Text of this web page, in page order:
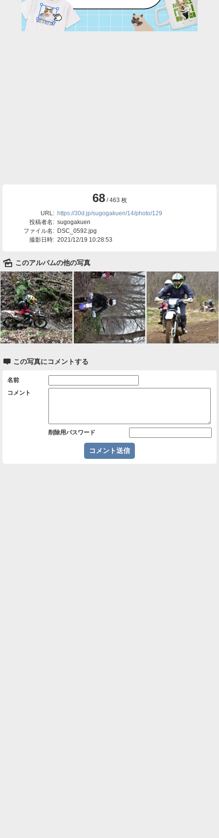
68 / 463 枚
URL: https://30d.jp/sugogakuen/14/photo/129
投稿者名: sugogakuen
ファイル名: DSC_0592.jpg
撮影日時: 2021/12/19 10:28:53
🌄 このアルバムの他の写真
 この写真にコメントする
名前
コメント
削除用パスワード